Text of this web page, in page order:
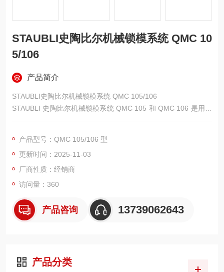
STAUBLI史陶比尔机械锁模系统 QMC 10
5/106
产品简介
STAUBLI史陶比尔机械锁模系统 QMC 105/106
STAUBLI 史陶比尔机械锁模系统 QMC 105 和 QMC 106 是用于
注塑机等设备的快速模具夹紧系统，具有简单、安全、通用等特
具体介绍：
特点及优势适用范围广：适用于卧式或立式机器，可处理重达 1.
5t（QMC 105）和 2.0t（QMC 106）的工具，工作温度最
产品型号：QMC 105/106 型
更新时间：2025-11-03
厂商性质：经销商
访问量：360
产品咨询 13739062643
产品分类